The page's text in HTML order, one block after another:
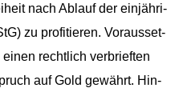
nach Ablauf der ein­jähri­
zu prof­i­tieren. Voraus­set­
rechtlich ver­brieften
auf Gold gewährt. Hin­